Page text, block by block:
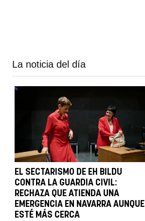
La noticia del día
EL SECTARISMO DE EH BILDU
CONTRA LA GUARDIA CIVIL:
RECHAZA QUE ATIENDA UNA
EMERGENCIA EN NAVARRA AUNQUE
ESTÉ MÁS CERCA